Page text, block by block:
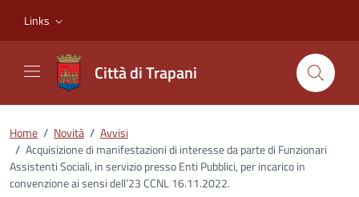
Links
Città di Trapani
Home / Novità / Avvisi
/ Acquisizione di manifestazioni di interesse da parte di Funzionari
Assistenti Sociali, in servizio presso Enti Pubblici, per incarico in
convenzione ai sensi dell’23 CCNL 16.11.2022.